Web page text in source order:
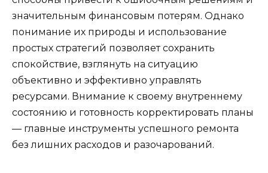
значительным финансовым потерям. Однако
понимание их природы и использование
простых стратегий позволяет сохранить
спокойствие, взглянуть на ситуацию
объективно и эффективно управлять
ресурсами. Внимание к своему внутреннему
состоянию и готовность корректировать планы
— главные инструменты успешного ремонта
без лишних расходов и разочарований.